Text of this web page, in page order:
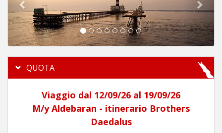
QUOTA
Viaggio dal 12/09/26 al 19/09/26
M/y Aldebaran - itinerario Brothers
Daedalus